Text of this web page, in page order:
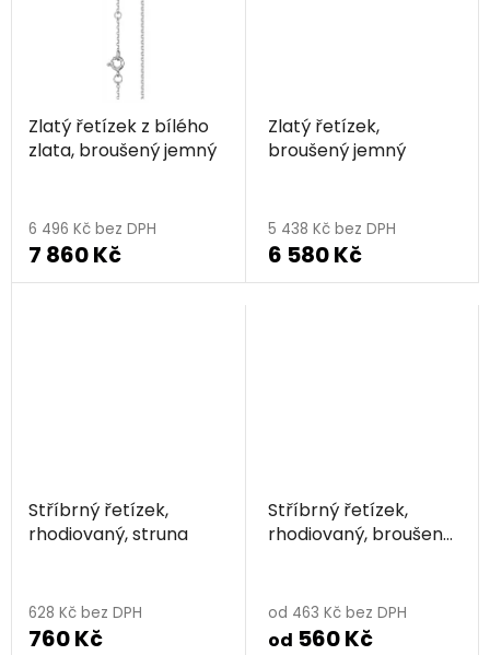
Zlatý řetízek z bílého
zlata, broušený jemný
6 496 Kč bez DPH
7 860 Kč
Zlatý řetízek,
broušený jemný
5 438 Kč bez DPH
6 580 Kč
Stříbrný řetízek,
rhodiovaný, struna
628 Kč bez DPH
760 Kč
Stříbrný řetízek,
rhodiovaný, broušený
od 463 Kč bez DPH
od 560 Kč